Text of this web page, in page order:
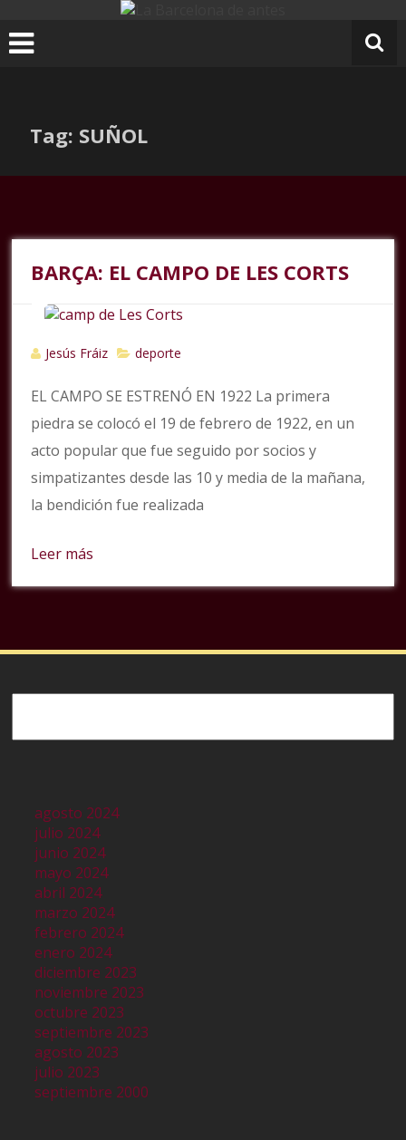
al
contenido
Tag: SUÑOL
BARÇA: EL CAMPO DE LES CORTS
Jesús Fráiz deporte
EL CAMPO SE ESTRENÓ EN 1922 La primera
piedra se colocó el 19 de febrero de 1922, en un
acto popular que fue seguido por socios y
simpatizantes desde las 10 y media de la mañana,
la bendición fue realizada
Leer más
agosto 2024
julio 2024
junio 2024
mayo 2024
abril 2024
marzo 2024
febrero 2024
enero 2024
diciembre 2023
noviembre 2023
octubre 2023
septiembre 2023
agosto 2023
julio 2023
septiembre 2000